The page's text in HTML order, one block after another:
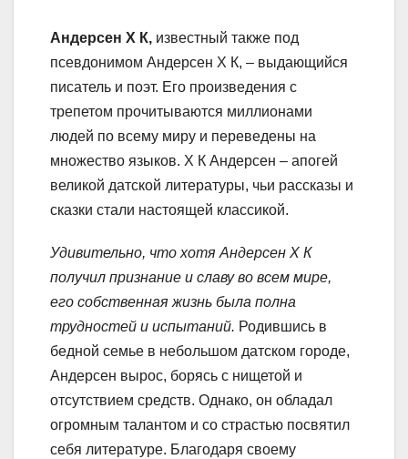
Андерсен Х К, известный также под
псевдонимом Андерсен Х К, – выдающийся
писатель и поэт. Его произведения с
трепетом прочитываются миллионами
людей по всему миру и переведены на
множество языков. Х К Андерсен – апогей
великой датской литературы, чьи рассказы и
сказки стали настоящей классикой.
Удивительно, что хотя Андерсен Х К
получил признание и славу во всем мире,
его собственная жизнь была полна
трудностей и испытаний. Родившись в
бедной семье в небольшом датском городе,
Андерсен вырос, борясь с нищетой и
отсутствием средств. Однако, он обладал
огромным талантом и со страстью посвятил
себя литературе. Благодаря своему